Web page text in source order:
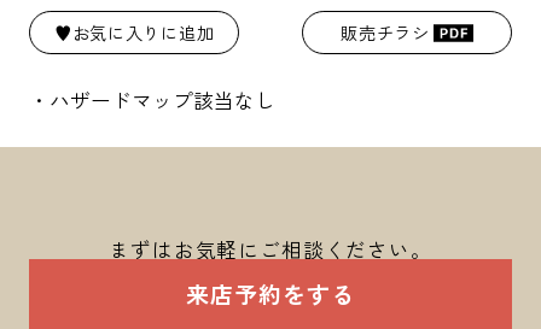
♥お気に入りに追加 販売チラシ
・ハザードマップ該当なし
まずはお気軽にご相談ください。
来店予約をする